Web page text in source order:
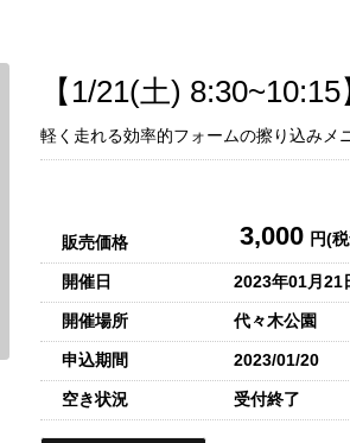
【1/21(土)
軽く走れる効率的フォームの擦り込みメ
販売価格 3,000 円(
開催日 2023年01月21
開催場所 代々木公園
申込期間 2023/01/20
空き状況 受付終了